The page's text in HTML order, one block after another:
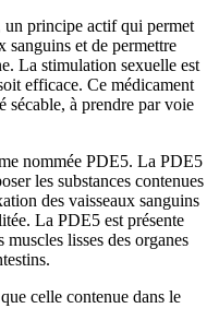
principe actif qui permet
sanguins et de permettre
La stimulation sexuelle est
efficace. Ce médicament
sécable, à prendre par voie
nommée PDE5. La PDE5
les substances contenues
des vaisseaux sanguins
La PDE5 est présente
muscles lisses des organes
celle contenue dans le